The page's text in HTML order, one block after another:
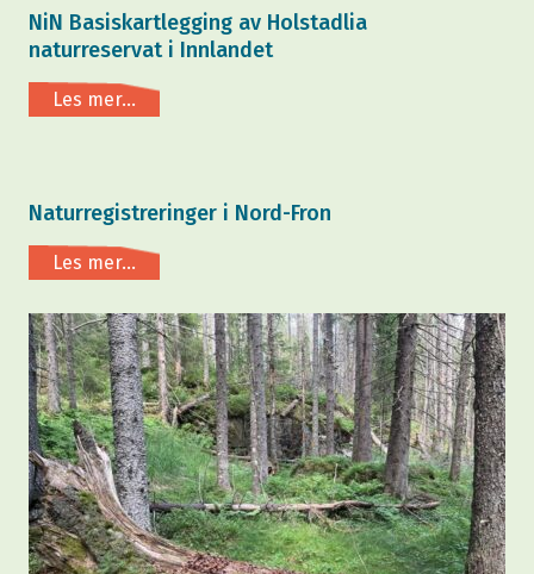
NiN Basiskartlegging av Holstadlia
naturreservat i Innlandet
Les mer...
Naturregistreringer i Nord-Fron
Les mer...